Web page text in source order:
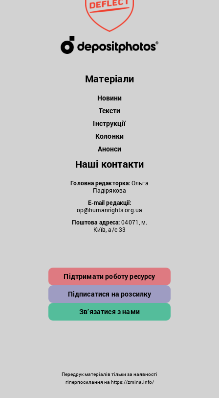
Матеріали
Новини
Тексти
Інструкції
Колонки
Анонси
Наші контакти
Головна редакторка:Ольга
Падірякова
E-mail редакції:
op@humanrights.org.ua
Поштова адреса:04071, м.
Київ, а/с 33
Підтримати роботу ресурсу
Підписатися на розсилку
Зв’язатися з нами
Передрук матеріалів тільки за наявності
гіперпосилання на https://zmina.info/